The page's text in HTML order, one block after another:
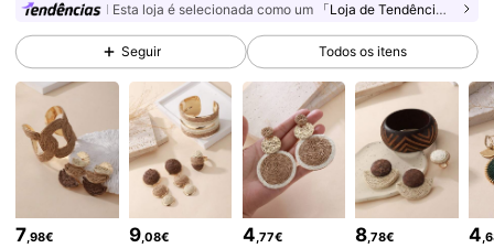
4,91 32K Seguidores
4,91 32K Seguidores
4,91
Esta loja é selecionada como um 「Loja de Tendências」
Seguir Todos os itens
7,98€ 9,08€ 4,77€ 8,78€ 4